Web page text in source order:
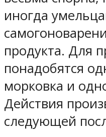
иногда
продукта. Для
понадобятся
морковка и
Действия
следующей